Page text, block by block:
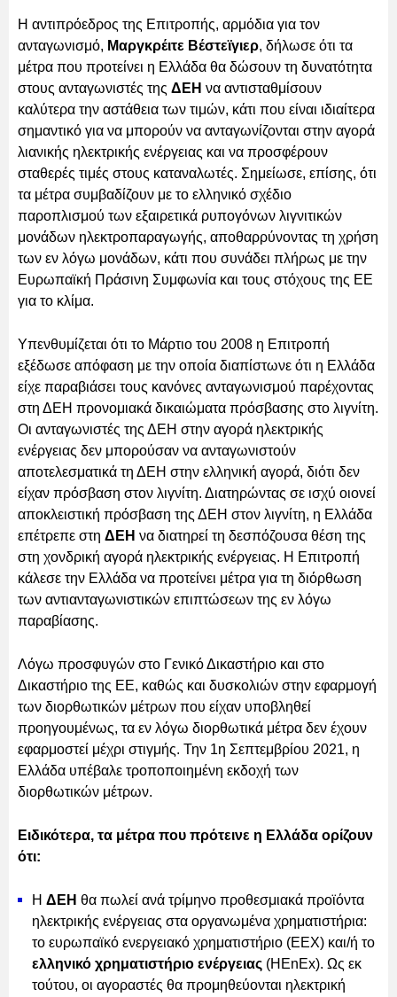
Η αντιπρόεδρος της Επιτροπής, αρμόδια για τον
ανταγωνισμό, Μαργκρέιτε Βέστεϊγιερ, δήλωσε ότι τα
μέτρα που προτείνει η Ελλάδα θα δώσουν τη δυνατότητα
στους ανταγωνιστές της ΔΕΗ να αντισταθμίσουν
καλύτερα την αστάθεια των τιμών, κάτι που είναι ιδιαίτερα
σημαντικό για να μπορούν να ανταγωνίζονται στην αγορά
λιανικής ηλεκτρικής ενέργειας και να προσφέρουν
σταθερές τιμές στους καταναλωτές. Σημείωσε, επίσης, ότι
τα μέτρα συμβαδίζουν με το ελληνικό σχέδιο
παροπλισμού των εξαιρετικά ρυπογόνων λιγνιτικών
μονάδων ηλεκτροπαραγωγής, αποθαρρύνοντας τη χρήση
των εν λόγω μονάδων, κάτι που συνάδει πλήρως με την
Ευρωπαϊκή Πράσινη Συμφωνία και τους στόχους της ΕΕ
για το κλίμα.
Υπενθυμίζεται ότι το Μάρτιο του 2008 η Επιτροπή
εξέδωσε απόφαση με την οποία διαπίστωνε ότι η Ελλάδα
είχε παραβιάσει τους κανόνες ανταγωνισμού παρέχοντας
στη ΔΕΗ προνομιακά δικαιώματα πρόσβασης στο λιγνίτη.
Οι ανταγωνιστές της ΔΕΗ στην αγορά ηλεκτρικής
ενέργειας δεν μπορούσαν να ανταγωνιστούν
αποτελεσματικά τη ΔΕΗ στην ελληνική αγορά, διότι δεν
είχαν πρόσβαση στον λιγνίτη. Διατηρώντας σε ισχύ οιονεί
αποκλειστική πρόσβαση της ΔΕΗ στον λιγνίτη, η Ελλάδα
επέτρεπε στη ΔΕΗ να διατηρεί τη δεσπόζουσα θέση της
στη χονδρική αγορά ηλεκτρικής ενέργειας. Η Επιτροπή
κάλεσε την Ελλάδα να προτείνει μέτρα για τη διόρθωση
των αντιανταγωνιστικών επιπτώσεων της εν λόγω
παραβίασης.
Λόγω προσφυγών στο Γενικό Δικαστήριο και στο
Δικαστήριο της ΕΕ, καθώς και δυσκολιών στην εφαρμογή
των διορθωτικών μέτρων που είχαν υποβληθεί
προηγουμένως, τα εν λόγω διορθωτικά μέτρα δεν έχουν
εφαρμοστεί μέχρι στιγμής. Την 1η Σεπτεμβρίου 2021, η
Ελλάδα υπέβαλε τροποποιημένη εκδοχή των
διορθωτικών μέτρων.
Ειδικότερα, τα μέτρα που πρότεινε η Ελλάδα ορίζουν
ότι:
Η ΔΕΗ θα πωλεί ανά τρίμηνο προθεσμιακά προϊόντα
ηλεκτρικής ενέργειας στα οργανωμένα χρηματιστήρια:
το ευρωπαϊκό ενεργειακό χρηματιστήριο (ΕΕΧ) και/ή το
ελληνικό χρηματιστήριο ενέργειας (HEnEx). Ως εκ
τούτου, οι αγοραστές θα προμηθεύονται ηλεκτρική